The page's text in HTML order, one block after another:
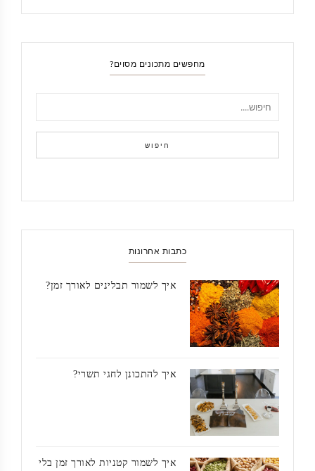
מחפשים מתכונים מסוים?
חיפוש
כתבות אחרונות
איך לשמור תבלינים לאורך זמן?
איך להתכונן לחגי תשרי?
איך לשמור קטניות לאורך זמן בלי